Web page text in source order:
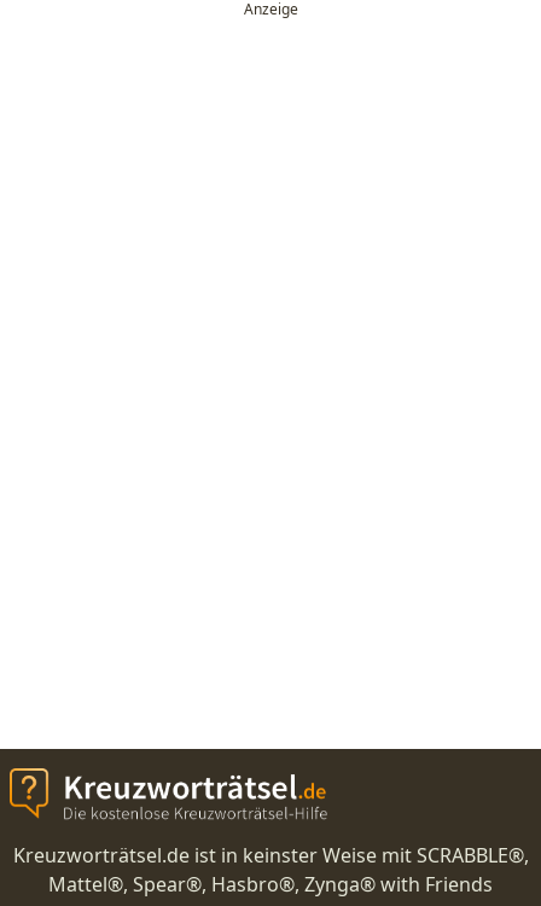
Kreuzworträtsel.de ist in keinster Weise mit SCRABBLE®,
Mattel®, Spear®, Hasbro®, Zynga® with Friends